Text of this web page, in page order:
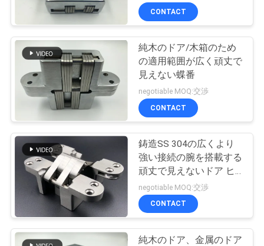
に
な
さ
ニ
ュ
ステンレス鋼の隠
された蝶番
43
見えないばねの蝶
番
CONTACT
純木のドア/木箱のため
の適用範囲が広く頑丈で
見えない蝶番
negotiable MOQ:交渉
CONTACT
鋳造SS 304の広くより
強い接続の腕を搭載する
頑丈で見えないドア ヒ
ンジ
negotiable MOQ:交渉
CONTACT
純木のドア、金属のドア